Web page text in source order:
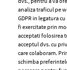
Despre
Romania
Contact
analiza traficul pe
GDPR in legatura
fi exercitate prin
acceptati folosirea
acceptul dvs. cu
care colaboram. Prin
schimba